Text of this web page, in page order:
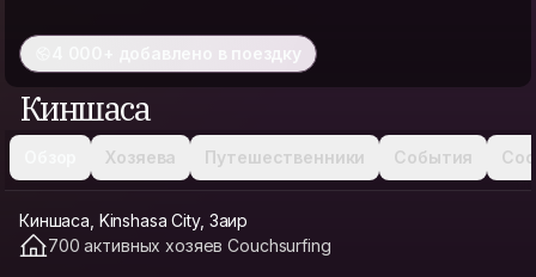
4 000+ добавлено в поездку
Киншаса
Хозяева Путешественники События
Киншаса, Kinshasa City, Заир
700 активных хозяев Couchsurfing